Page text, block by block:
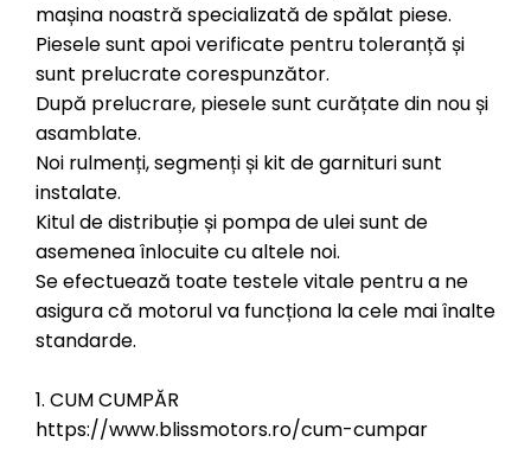
mașina noastră specializată de spălat piese.
Piesele sunt apoi verificate pentru toleranță și
sunt prelucrate corespunzător.
După prelucrare, piesele sunt curățate din nou și
asamblate.
Noi rulmenți, segmenți și kit de garnituri sunt
instalate.
Kitul de distribuție și pompa de ulei sunt de
asemenea înlocuite cu altele noi.
Se efectuează toate testele vitale pentru a ne
asigura că motorul va funcționa la cele mai înalte
standarde.
1. CUM CUMPĂR
https://www.blissmotors.ro/cum-cumpar